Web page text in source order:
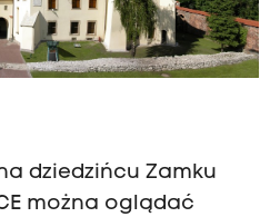
dziedzińcu Zamku
można oglądać